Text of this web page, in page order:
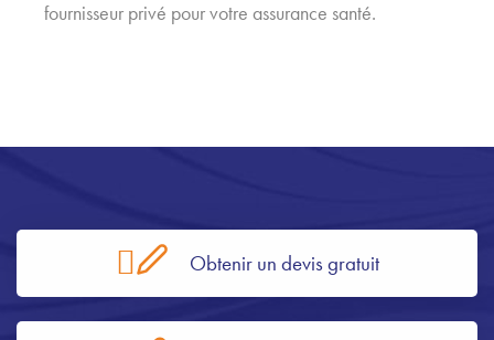
fournisseur privé pour votre assurance santé.
Obtenir un devis gratuit